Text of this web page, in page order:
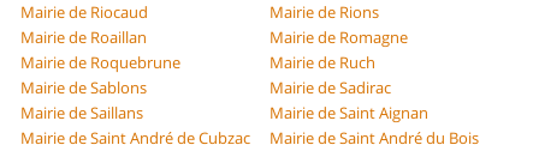
Mairie de Riocaud
Mairie de Rions
Mairie de Roaillan
Mairie de Romagne
Mairie de Roquebrune
Mairie de Ruch
Mairie de Sablons
Mairie de Sadirac
Mairie de Saillans
Mairie de Saint Aignan
Mairie de Saint André de Cubzac
Mairie de Saint André du Bois